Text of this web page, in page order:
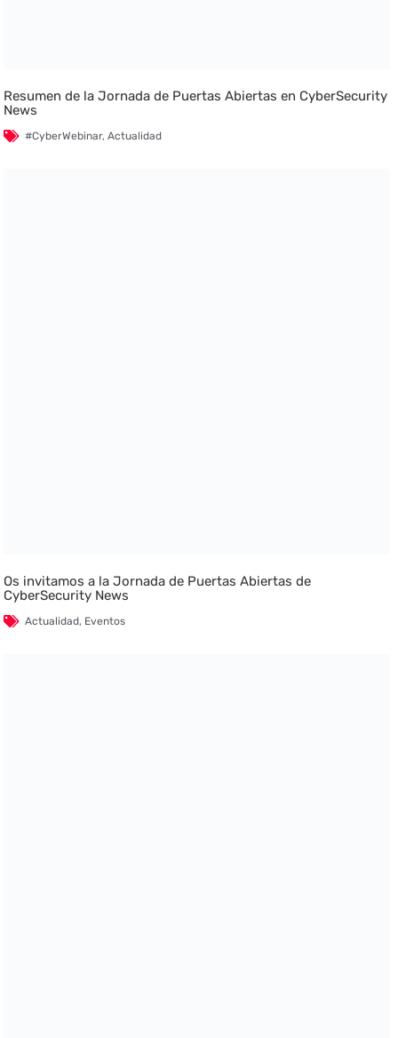
Resumen de la Jornada de Puertas Abiertas en CyberSecurity
News
#CyberWebinar,Actualidad
Os invitamos a la Jornada de Puertas Abiertas de
CyberSecurity News
Actualidad, Eventos